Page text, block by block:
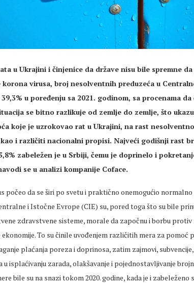
u Ukrajini i činjenice da države nisu bile spremne da
korona virusa, broj nesolventnih preduzeća u
u poređenju sa 2021. godinom, sa procenama
se bitno razlikuje od zemlje do zemlje, što
koje je uzrokovao rat u Ukrajini, na rast
i različiti nacionalni propisi. Najveći godišnji rast
zabeležen je u Srbiji, čemu je doprinelo i
se u analizi kompanije Coface.
počeo da se širi po svetu i praktično onemogućio
i Istočne Evrope (CIE) su, pored toga što su bile
zdravstvene sisteme, morale da započnu i borbu protiv
ekonomije. To su činile uvođenjem različitih mera za pomoć
plaćanja poreza i doprinosa, zatim zajmovi,
u isplaćivanju zarada, olakšavanje i pojednostavljivanje
bile su na snazi tokom 2020. godine, kada je i zabeleženo